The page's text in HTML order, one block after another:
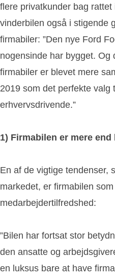
flere privatkunder bag
vinderbilen også i stigende
firmabiler: ”Den nye Ford
nogensinde har bygget. Og
firmabiler er blevet mere
2019 som det perfekte valg
erhvervsdrivende.”
1) Firmabilen er mere end
En af de vigtige tendenser,
markedet, er firmabilen
medarbejdertilfredshed:
”Bilen har fortsat stor
den ansatte og
en luksus bare at have